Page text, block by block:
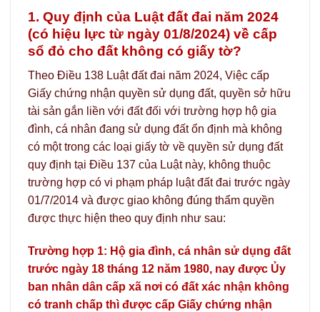
1. Quy định của Luật đất đai năm 2024
(có hiệu lực từ ngày 01/8/2024) về cấp
sổ đỏ cho đất không có giấy tờ?
Theo Điều 138 Luật đất đai năm 2024, Việc cấp
Giấy chứng nhận quyền sử dụng đất, quyền sở hữu
tài sản gắn liền với đất đối với trường hợp hộ gia
đình, cá nhân đang sử dụng đất ổn định mà không
có một trong các loại giấy tờ về quyền sử dụng đất
quy định tại Điều 137 của Luật này, không thuộc
trường hợp có vi phạm pháp luật đất đai trước ngày
01/7/2014 và được giao không đúng thẩm quyền
được thực hiện theo quy định như sau:
Trường hợp 1: Hộ gia đình, cá nhân sử dụng đất
trước ngày 18 tháng 12 năm 1980, nay được Ủy
ban nhân dân cấp xã nơi có đất xác nhận không
có tranh chấp thì được cấp Giấy chứng nhận